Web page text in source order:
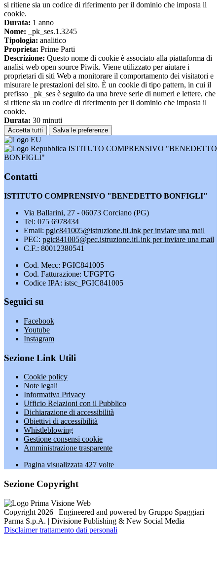
si ritiene sia un codice di riferimento per il dominio che imposta il
cookie.
Durata: 1 anno
Nome: _pk_ses.1.3245
Tipologia: analitico
Proprieta: Prime Parti
Descrizione: Questo nome di cookie è associato alla piattaforma di
analisi web open source Piwik. Viene utilizzato per aiutare i
proprietari di siti Web a monitorare il comportamento dei visitatori e
misurare le prestazioni del sito. È un cookie di tipo pattern, in cui il
prefisso _pk_ses è seguito da una breve serie di numeri e lettere, che
si ritiene sia un codice di riferimento per il dominio che imposta il
cookie.
Durata: 30 minuti
Accetta tutti Salva le preferenze
ISTITUTO COMPRENSIVO "BENEDETTO
BONFIGLI"
Contatti
ISTITUTO COMPRENSIVO "BENEDETTO BONFIGLI"
Via Ballarini, 27 - 06073 Corciano (PG)
Tel: 075 6978434
Email: pgic841005@istruzione.itLink per inviare una mail
PEC: pgic841005@pec.istruzione.itLink per inviare una mail
C.F.: 80012380541
Cod. Mecc: PGIC841005
Cod. Fatturazione: UFGPTG
Codice IPA: istsc_PGIC841005
Seguici su
Facebook
Youtube
Instagram
Sezione Link Utili
Cookie policy
Note legali
Informativa Privacy
Ufficio Relazioni con il Pubblico
Dichiarazione di accessibilità
Obiettivi di accessibilità
Whistleblowing
Gestione consensi cookie
Amministrazione trasparente
Pagina visualizzata 427 volte
Sezione Copyright
Copyright 2026 | Engineered and powered by Gruppo Spaggiari
Parma S.p.A. | Divisione Publishing & New Social Media
Disclaimer trattamento dati personali